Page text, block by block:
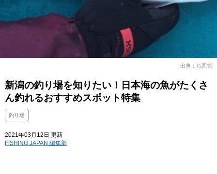
出典：魚図鑑
新潟の釣り場を知りたい！日本海の魚がたくさ
ん釣れるおすすめスポット特集
釣り場
2021年03月12日 更新
FISHING JAPAN 編集部